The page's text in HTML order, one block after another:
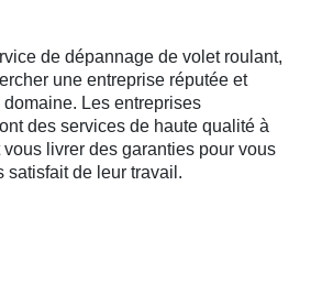
de dépannage de volet roulant,
une entreprise réputée et
Les entreprises
des services de haute qualité à
livrer des garanties pour vous
satisfait de leur travail.